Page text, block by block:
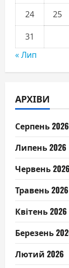
24 25
31
« Лип
АРХІВИ
Серпень 2026
Липень 2026
Червень 2026
Травень 2026
Квітень 2026
Березень
Лютий 2026